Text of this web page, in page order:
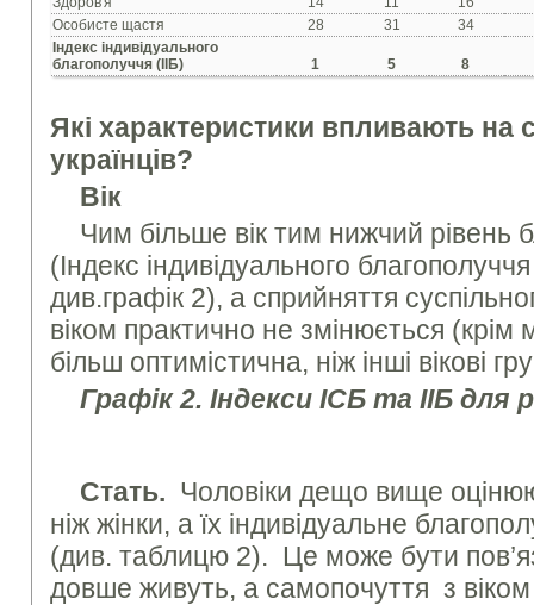
Особисте щастя
28 31
34
Індекс індивідуального
благополуччя (ІІБ)
1 5 8
Які характеристики впливають на
українців?
Вік
Чим більше вік тим нижчий рівень
(Індекс індивідуального
див.графік 2), а сприйняття
віком практично не змінюється (крім
більш оптимістична, ніж інші вікові
Графік 2. Індекси ІСБ та ІІБ для
Стать. Чоловіки дещо вище
ніж жінки, а їх індивідуальне
(див. таблицю 2). Це може бути
довше живуть, а самопочуття з віком